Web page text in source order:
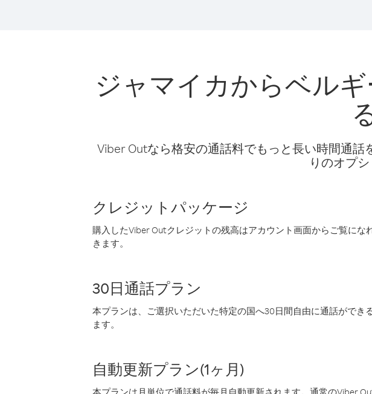
ジャマイカからベル
Viber Outなら格安の通話料でもっと長い時間通
りのオプ
クレジットパッケージ
購入したViber Outクレジットの残高はアカウント画面からご覧に
きます。
30日通話プラン
本プランは、ご選択いただいた特定の国へ30日間自由に通話がで
ます。
自動更新プラン(1ヶ月)